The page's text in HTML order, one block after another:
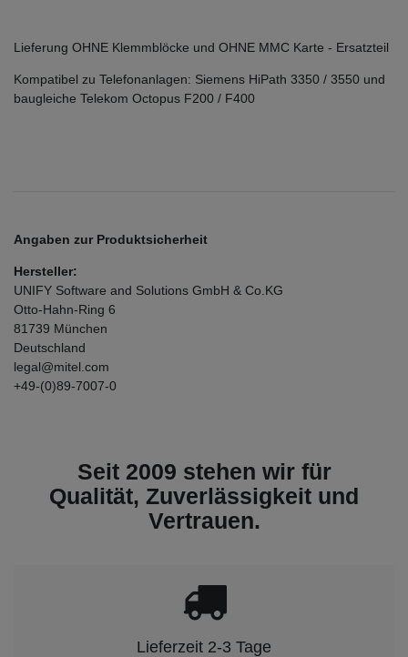
Lieferung OHNE Klemmblöcke und OHNE MMC Karte - Ersatzteil
Kompatibel zu Telefonanlagen: Siemens HiPath 3350 / 3550 und
baugleiche Telekom Octopus F200 / F400
Angaben zur Produktsicherheit
Hersteller:
UNIFY Software and Solutions GmbH & Co.KG
Otto-Hahn-Ring 6
81739 München
Deutschland
legal@mitel.com
+49-(0)89-7007-0
Seit 2009 stehen wir für
Qualität, Zuverlässigkeit und
Vertrauen.
Lieferzeit 2-3 Tage